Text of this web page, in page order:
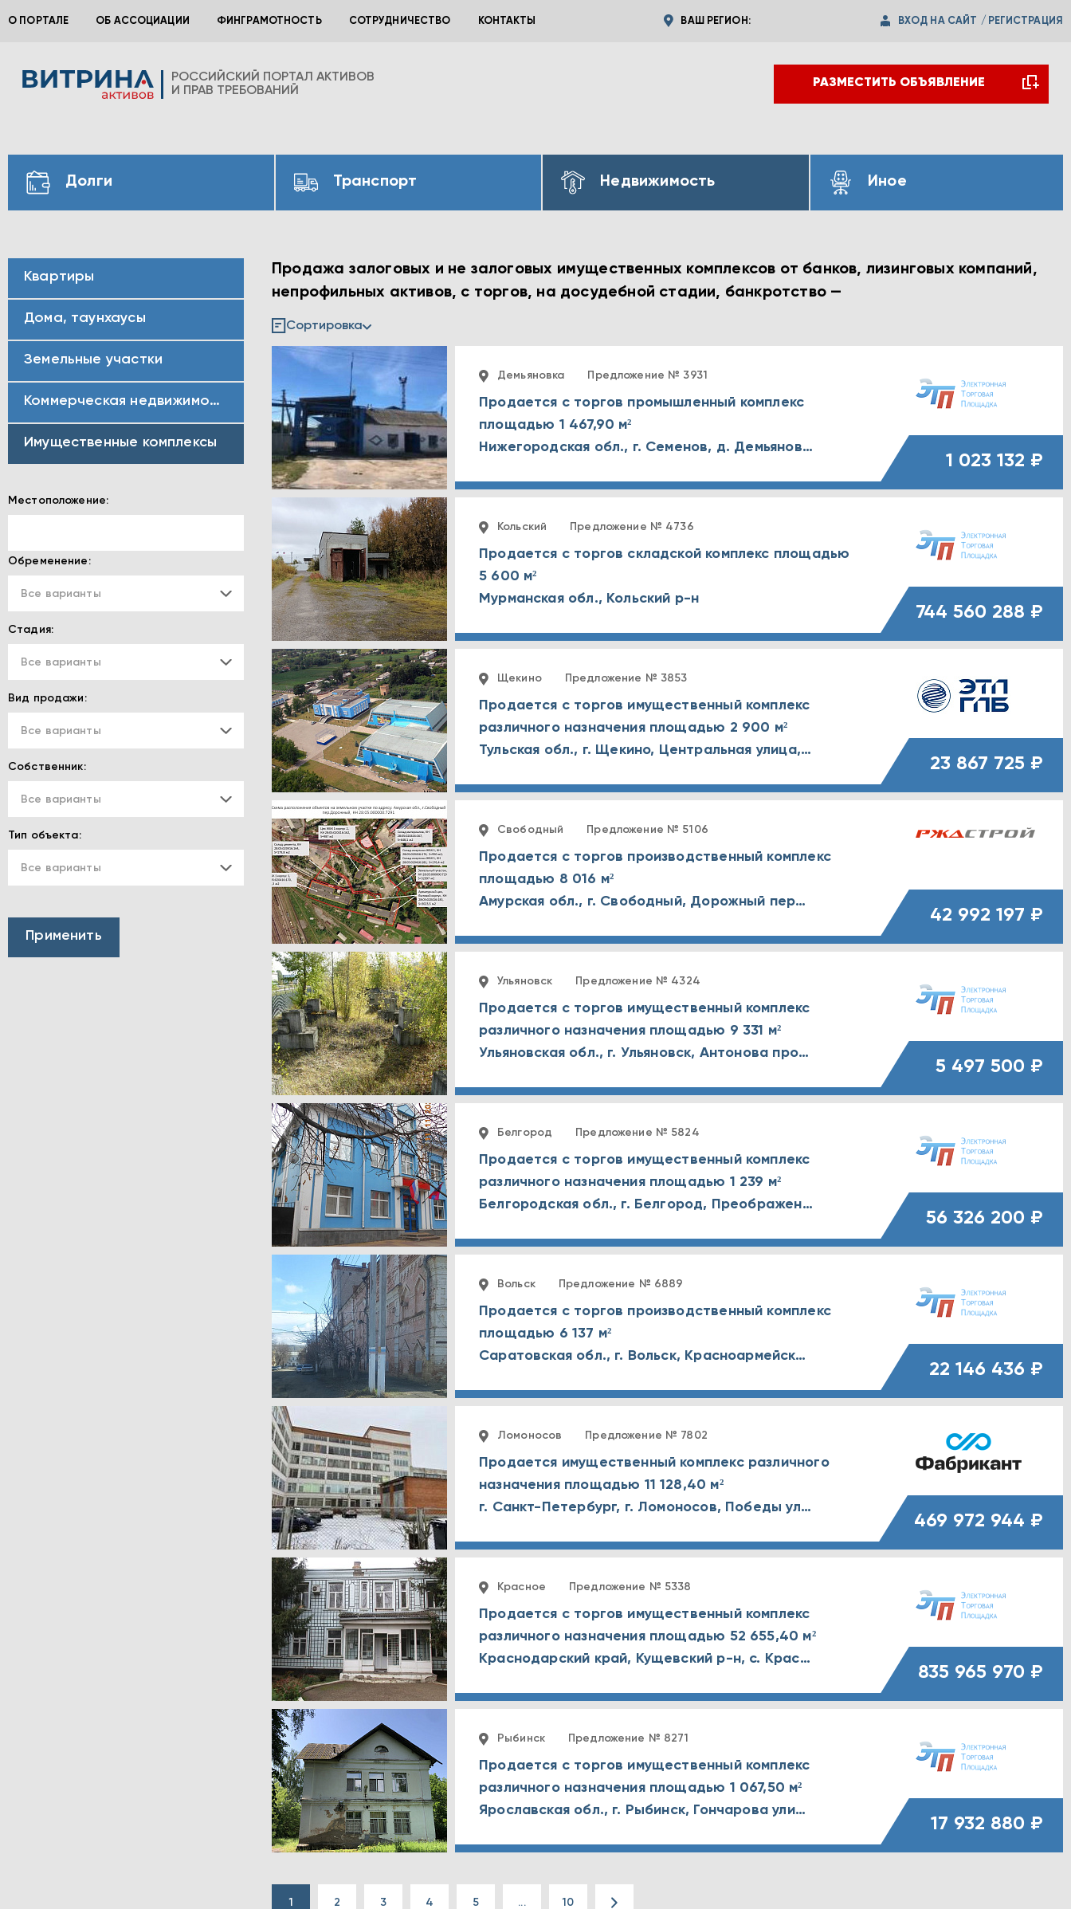
О ПОРТАЛЕ ОБ АССОЦИАЦИИ ФИНГРАМОТНОСТЬ СОТРУДНИЧЕСТВО КОНТАКТЫ ВАШ РЕГИОН: ВХОД НА САЙТ / РЕГИСТРАЦИЯ
РОССИЙСКИЙ ПОРТАЛ АКТИВОВ
И ПРАВ ТРЕБОВАНИЙ
РАЗМЕСТИТЬ ОБЪЯВЛЕНИЕ
Долги Транспорт Недвижимость Иное
Квартиры
Дома, таунхаусы
Земельные участки
Коммерческая недвижимость
Имущественные комплексы
Местоположение:
Обременение:
Все варианты
Стадия:
Все варианты
Вид продажи:
Все варианты
Собственник:
Все варианты
Тип объекта:
Все варианты
Продажа залоговых и не залоговых имущественных комплексов от банков, лизинговых компаний,
непрофильных активов, с торгов, на досудебной стадии, банкротство —
Сортировка
Демьяновка Предложение № 3931
Продается с торгов промышленный комплекс
площадью 1 467,90 м²
Нижегородская обл., г. Семенов, д. Демьяновка
1 023 132 ₽
Кольский Предложение № 4736
Продается с торгов складской комплекс площадью
5 600 м²
Мурманская обл., Кольский р-н
744 560 288 ₽
Щекино Предложение № 3853
Продается с торгов имущественный комплекс
различного назначения площадью 2 900 м²
Тульская обл., г. Щекино, Центральная улица, д. 7
23 867 725 ₽
Свободный Предложение № 5106
Продается с торгов производственный комплекс
площадью 8 016 м²
Амурская обл., г. Свободный, Дорожный переулок, д. 1
42 992 197 ₽
Ульяновск Предложение № 4324
Продается с торгов имущественный комплекс
различного назначения площадью 9 331 м²
Ульяновская обл., г. Ульяновск, Антонова проспект, д. 1
5 497 500 ₽
Белгород Предложение № 5824
Продается с торгов имущественный комплекс
различного назначения площадью 1 239 м²
Белгородская обл., г. Белгород, Преображенская улица, д. 59
56 326 200 ₽
Вольск Предложение № 6889
Продается с торгов производственный комплекс
площадью 6 137 м²
Саратовская обл., г. Вольск, Красноармейская улица, д. 7
22 146 436 ₽
Ломоносов Предложение № 7802
Продается имущественный комплекс различного
назначения площадью 11 128,40 м²
г. Санкт-Петербург, г. Ломоносов, Победы улица, д. 24
469 972 944 ₽
Красное Предложение № 5338
Продается с торгов имущественный комплекс
различного назначения площадью 52 655,40 м²
Краснодарский край, Кущевский р-н, с. Красное
835 965 970 ₽
Рыбинск Предложение № 8271
Продается с торгов имущественный комплекс
различного назначения площадью 1 067,50 м²
Ярославская обл., г. Рыбинск, Гончарова улица, д. 7
17 932 880 ₽
1 2 3 4 5 ... 10